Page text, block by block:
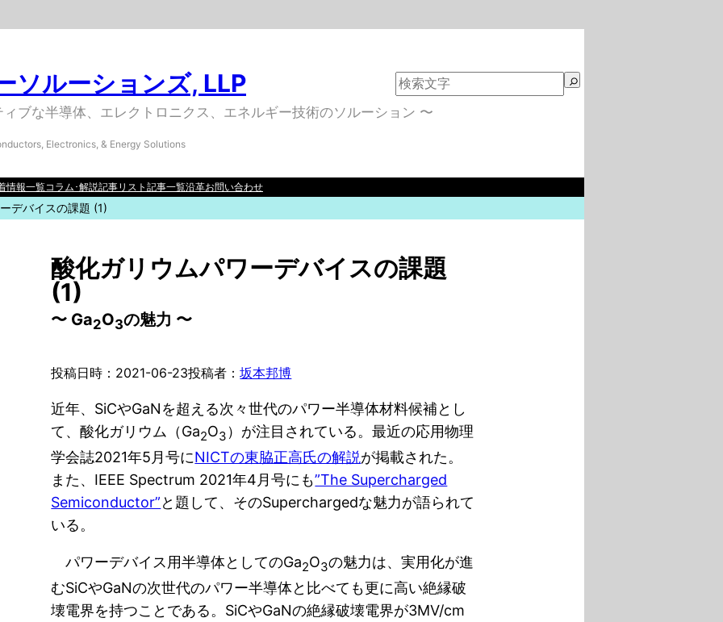
ソルーションズ, LLP
検
索
ブな半導体、エレクトロニクス、エネルギー技術のソルーション 〜
Electronics, & Energy Solutions
情報一覧コラム･解説記事リスト 記事一覧沿革お問い合わせ
デバイスの課題 (1)
酸化ガリウムパワーデバイスの課題
(1)
〜 Ga2O3の魅力 〜
2021-06-23 坂本邦博
近年、SiCやGaNを超える次々世代のパワー半導体材料候補とし
て、酸化ガリウム（Ga2O3 ）が注目されている。最近の応用物理
学会誌2021年5月号にNICTの東脇正高氏の解説が掲載された。
また、IEEE Spectrum 2021年4月号にも”The Supercharged
Semiconductor”と題して、そのSuperchargedな魅力が語られて
いる。
パワーデバイス用半導体としてのGa2O3の魅力は、実用化が進
むSiCやGaNの次世代のパワー半導体と比べても更に高い絶縁破
壊電界を持つことである。SiCやGaNの絶縁破壊電界が3MV/cm